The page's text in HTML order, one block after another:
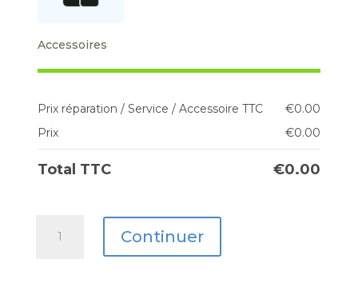
Accessoires
Prix réparation / Service / Accessoire TTC €0.00
Prix
€0.00
Total TTC €0.00
Continuer